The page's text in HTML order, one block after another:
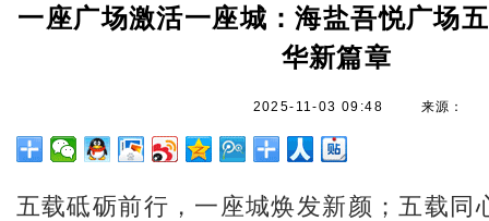
一座广场激活一座城：海盐吾悦广场
华新篇章
2025-11-03 09:48 来源：
五载砥砺前行，一座城焕发新颜；五载同